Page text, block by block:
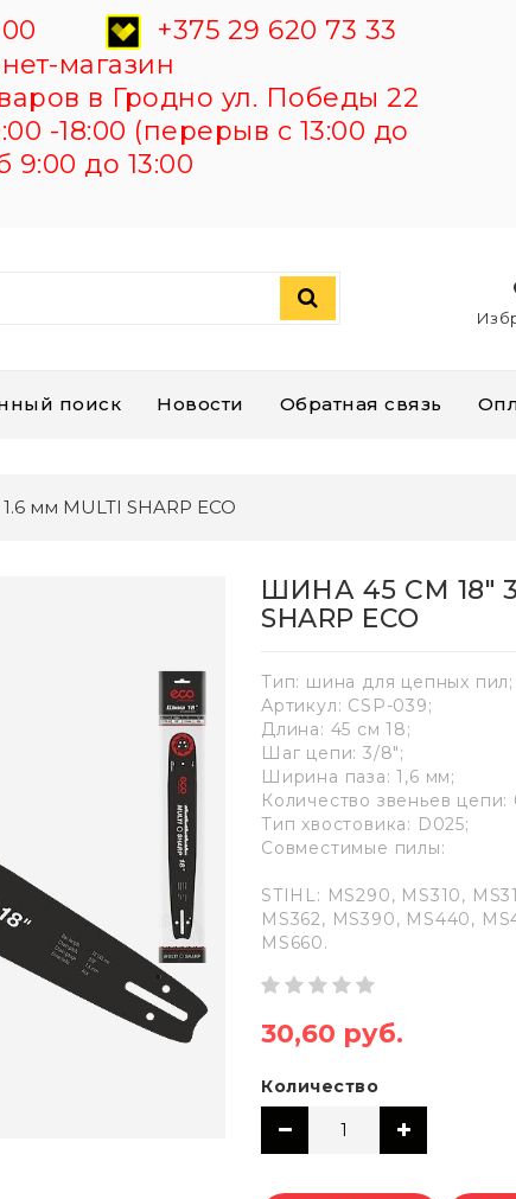
00
+375 29 620 73 33
магазин
в Гродно ул. Победы 22
-18:00 (перерыв с 13:00 до
9:00 до 13:00
поиск Новости Обратная связь
мм MULTI SHARP ECO
ШИНА 45 СМ 18"
SHARP ECO
Тип: шина для цепныx пил;
Артикул: CSP-039;
Длина: 45 см 18;
Шаг цепи: 3/8";
Ширина паза: 1,6 мм;
Количество звеньев цепи:
Тип xвостовика: D025;
Совместимые пилы:
STIHL: MS290, MS310,
MS362, MS390, MS440,
MS660.
30,60 руб.
Количество